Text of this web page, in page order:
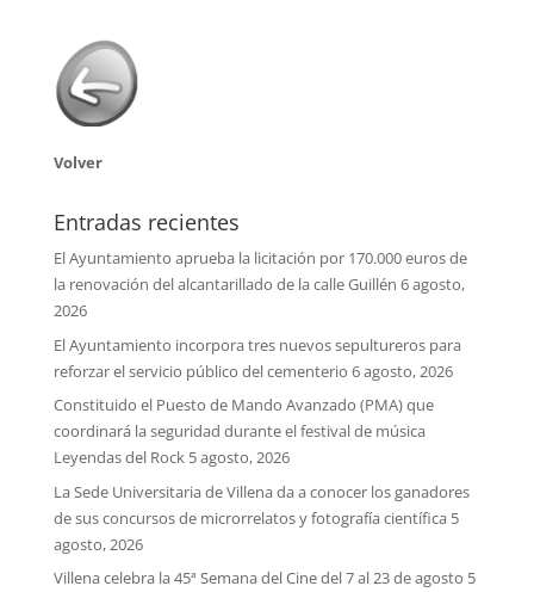
Volver
Entradas recientes
El Ayuntamiento aprueba la licitación por 170.000 euros de
la renovación del alcantarillado de la calle Guillén 6 agosto,
2026
El Ayuntamiento incorpora tres nuevos sepultureros para
reforzar el servicio público del cementerio 6 agosto, 2026
Constituido el Puesto de Mando Avanzado (PMA) que
coordinará la seguridad durante el festival de música
Leyendas del Rock 5 agosto, 2026
La Sede Universitaria de Villena da a conocer los ganadores
de sus concursos de microrrelatos y fotografía científica 5
agosto, 2026
Villena celebra la 45ª Semana del Cine del 7 al 23 de agosto 5